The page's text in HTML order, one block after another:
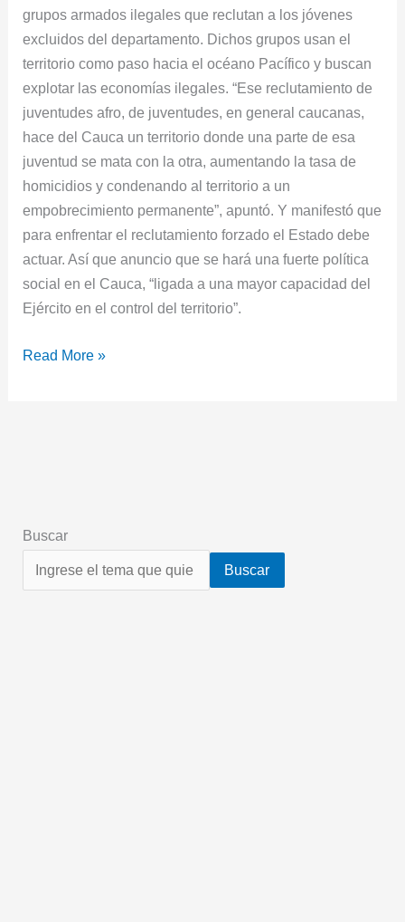
grupos armados ilegales que reclutan a los jóvenes
excluidos del departamento. Dichos grupos usan el
territorio como paso hacia el océano Pacífico y buscan
explotar las economías ilegales. “Ese reclutamiento de
juventudes afro, de juventudes, en general caucanas,
hace del Cauca un territorio donde una parte de esa
juventud se mata con la otra, aumentando la tasa de
homicidios y condenando al territorio a un
empobrecimiento permanente”, apuntó. Y manifestó que
para enfrentar el reclutamiento forzado el Estado debe
actuar. Así que anuncio que se hará una fuerte política
social en el Cauca, “ligada a una mayor capacidad del
Ejército en el control del territorio”.
Read More »
Buscar
Buscar